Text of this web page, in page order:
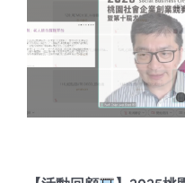
知識庫
亞洲影響力管理評論